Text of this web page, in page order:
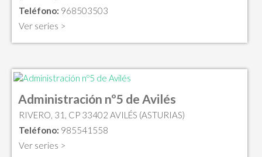
Teléfono: 968503503
Ver series >
Administración nº5 de Avilés
RIVERO, 31, CP 33402 AVILÉS (ASTURIAS)
Teléfono: 985541558
Ver series >